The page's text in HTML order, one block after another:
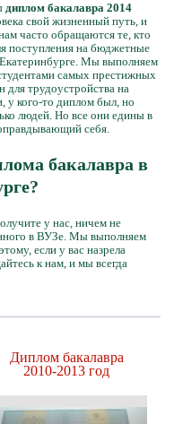
диплом бакалавра 2014
свой жизненный путь, и
часто обращаются те, кто
поступления на бюджетные
Мы выполняем
самых престижных
трудоустройства на
у кого-то диплом был, но
людей. Но все они едины в
себя.
бакалавра в
у нас, ничем не
в ВУЗе. Мы выполняем
если у вас назрела
к нам, и мы всегда
Диплом бакалавра
2010-2013 год